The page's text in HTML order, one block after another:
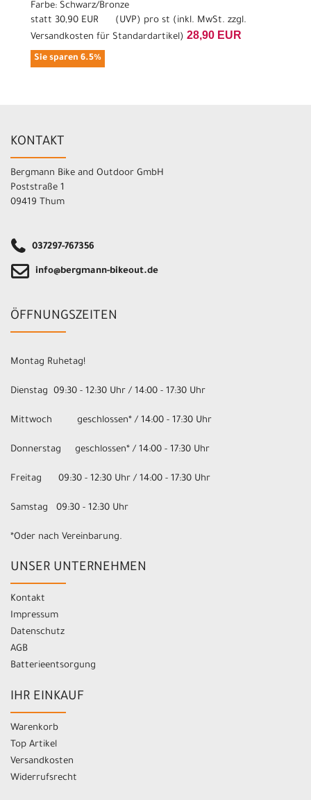
Farbe: Schwarz/Bronze
statt 30,90 EUR ( UVP) pro st (inkl. MwSt. zzgl.
Versandkosten für Standardartikel) 28,90 EUR
Sie sparen 6.5%
KONTAKT
Bergmann Bike and Outdoor GmbH
Poststraße 1
09419 Thum
037297-767356
info@bergmann-bikeout.de
ÖFFNUNGSZEITEN
Montag Ruhetag!
Dienstag 09:30 - 12:30 Uhr / 14:00 - 17:30 Uhr
Mittwoch geschlossen* / 14:00 - 17:30 Uhr
Donnerstag geschlossen* / 14:00 - 17:30 Uhr
Freitag 09:30 - 12:30 Uhr / 14:00 - 17:30 Uhr
Samstag 09:30 - 12:30 Uhr
*Oder nach Vereinbarung.
UNSER UNTERNEHMEN
Kontakt
Impressum
Datenschutz
AGB
Batterieentsorgung
IHR EINKAUF
Warenkorb
Top Artikel
Versandkosten
Widerrufsrecht